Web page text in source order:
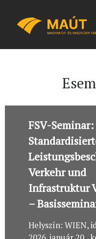
FSV-Seminar:
Verkehr und
Infrastruktur
–
Helyszín: WIEN,